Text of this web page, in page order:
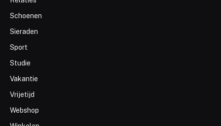
Schoenen
Sieraden
Sport
Studie
Vakantie
Vrijetijd
Webshop